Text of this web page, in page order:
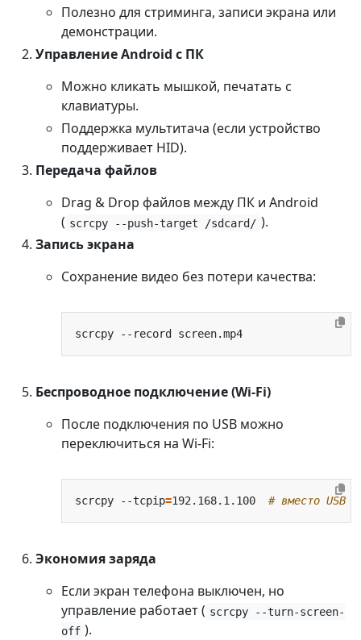
Полезно для стриминга, записи экрана или
демонстрации.
Управление Android с ПК
Можно кликать мышкой, печатать с
клавиатуры.
Поддержка мультитача (если устройство
поддерживает HID).
Передача файлов
Drag & Drop файлов между ПК и Android
( scrcpy --push-target /sdcard/ ).
Запись экрана
Сохранение видео без потери качества:
Беспроводное подключение (Wi-Fi)
После подключения по USB можно
переключиться на Wi-Fi:
scrcpy --tcpip=192.168.1.100 # вместо USB
Экономия заряда
Если экран телефона выключен, но
управление работает ( scrcpy --turn-screen-
off ).